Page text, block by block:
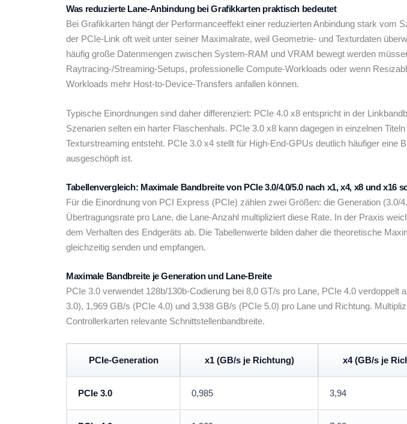
Was reduzierte Lane-Anbindung bei Grafikkarten praktisch bedeutet
Bei Grafikkarten hängt der Performanceeffekt einer reduzierten Anbindung stark vom
der PCIe-Link oft weit unter seiner Maximalrate, weil Geometrie- und Texturdaten
häufig große Datenmengen zwischen System-RAM und VRAM bewegt werden
Raytracing-/Streaming-Setups, professionelle Compute-Workloads oder wenn
Workloads mehr Host-to-Device-Transfers anfallen können.
Typische Einordnungen sind daher differenziert: PCIe 4.0 x8 entspricht in der
Szenarien selten ein harter Flaschenhals. PCIe 3.0 x8 kann dagegen in einzelnen
Texturstreaming entsteht. PCIe 3.0 x4 stellt für High-End-GPUs deutlich häufiger
ausgeschöpft ist.
Tabellenvergleich: Maximale Bandbreite von PCIe 3.0/4.0/5.0 nach x1, x4, x8 und x16
Für die Einordnung von PCI Express (PCIe) zählen zwei Größen: die Generation
Übertragungsrate pro Lane, die Lane-Anzahl multipliziert diese Rate. In der Praxis
dem Verhalten des Endgeräts ab. Die Tabellenwerte bilden daher die theoretische
gleichzeitig senden und empfangen.
Maximale Bandbreite je Generation und Lane-Breite
PCIe 3.0 verwendet 128b/130b-Codierung bei 8,0 GT/s pro Lane, PCIe 4.0
3.0), 1,969 GB/s (PCIe 4.0) und 3,938 GB/s (PCIe 5.0) pro Lane und Richtung.
Controllerkarten relevante Schnittstellenbandbreite.
PCIe-Generation x1 (GB/s je Richtung) x4 (GB/s je
PCIe 3.0 0,985 3,94